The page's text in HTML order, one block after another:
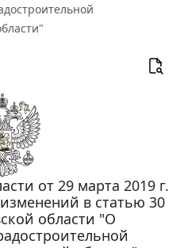
от 29 марта 2019 г.
в статью 30
области "О